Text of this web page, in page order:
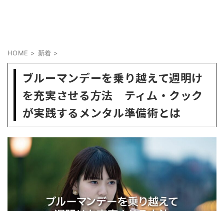
HOME > 新着 >
ブルーマンデーを乗り越えて週明け
を充実させる方法 ティム・クック
が実践するメンタル準備術とは